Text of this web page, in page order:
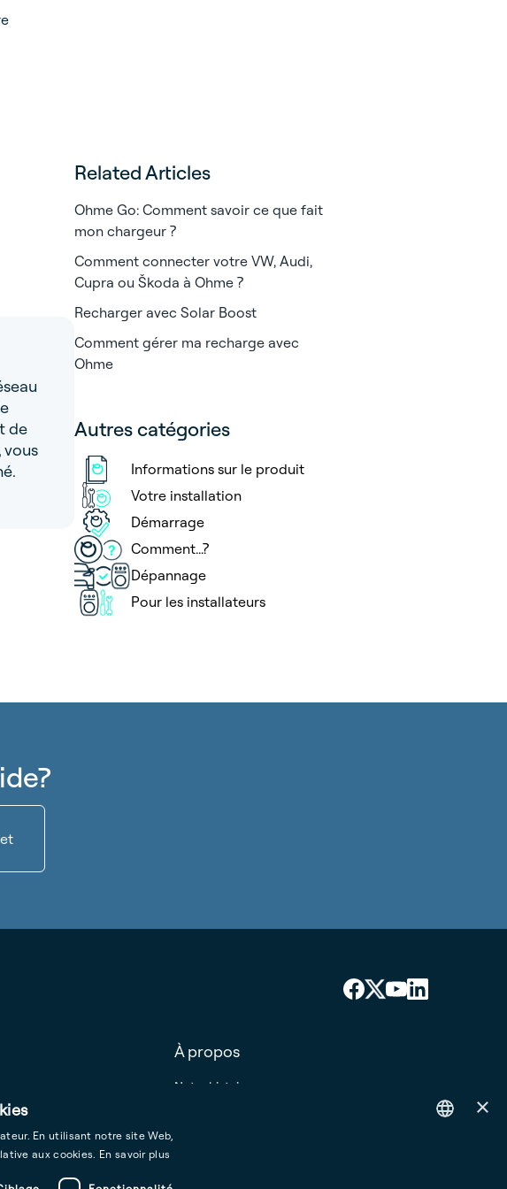
de
vous
Related Articles
Ohme Go: Comment savoir ce que fait
mon chargeur ?
Comment connecter votre VW, Audi,
Cupra ou Škoda à Ohme ?
Recharger avec Solar Boost
Comment gérer ma recharge avec
Ohme
Autres catégories
Informations sur le produit
Votre installation
Démarrage
Comment...?
Dépannage
Pour les installateurs
À propos
Notre histoire
×
En utilisant notre site Web,
aux cookies. En savoir plus